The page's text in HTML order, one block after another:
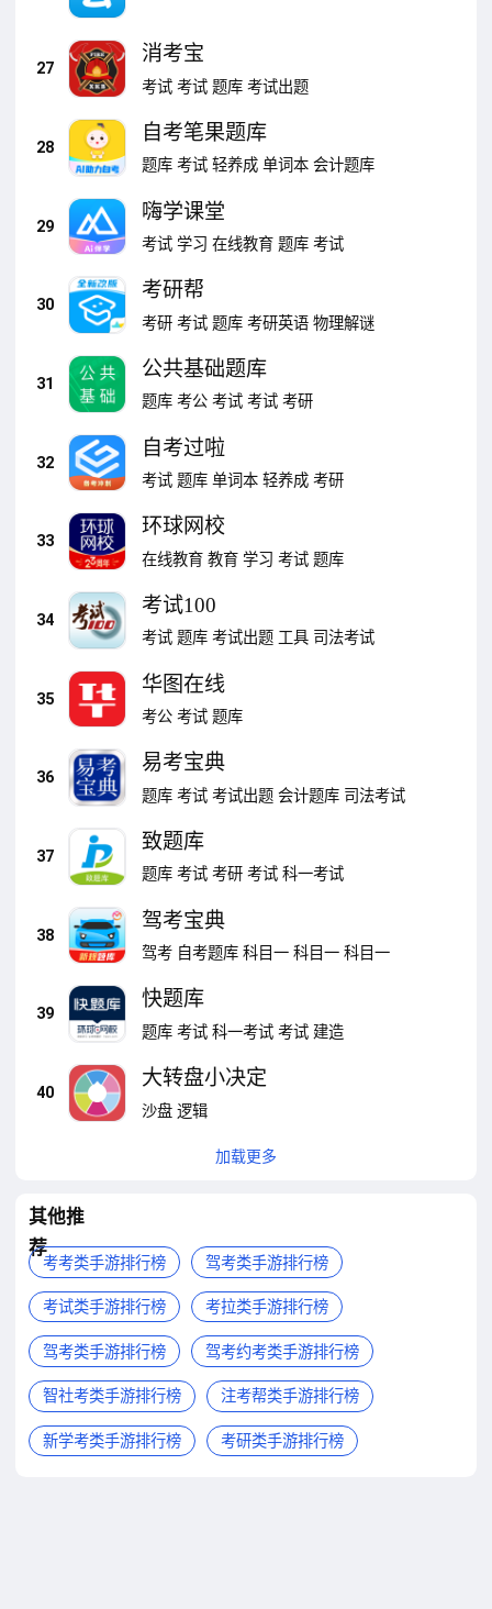
27
消考宝
考试 考试 题库 考试出题
28
自考笔果题库
题库 考试 轻养成 单词本 会计题库
29
嗨学课堂
考试 学习 在线教育 题库 考试
30
考研帮
考研 考试 题库 考研英语 物理解谜
31
公共基础题库
题库 考公 考试 考试 考研
32
自考过啦
考试 题库 单词本 轻养成 考研
33
环球网校
在线教育 教育 学习 考试 题库
34
考试100
考试 题库 考试出题 工具 司法考试
35
华图在线
考公 考试 题库
36
易考宝典
题库 考试 考试出题 会计题库 司法考试
37
致题库
题库 考试 考研 考试 科一考试
38
驾考宝典
驾考 自考题库 科目一 科目一 科目一
39
快题库
题库 考试 科一考试 考试 建造
40
大转盘小决定
沙盘 逻辑
加载更多
其他推
荐
考考类手游排行榜 驾考类手游排行榜
考试类手游排行榜 考拉类手游排行榜
驾考类手游排行榜 驾考约考类手游排行榜
智社考类手游排行榜 注考帮类手游排行榜
新学考类手游排行榜 考研类手游排行榜